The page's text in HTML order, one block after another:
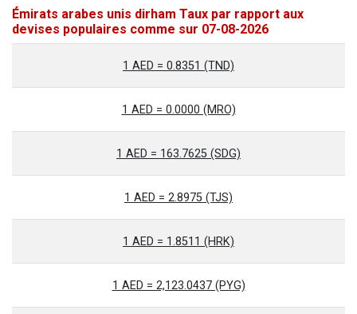
Émirats arabes unis dirham Taux par rapport aux
devises populaires comme sur 07-08-2026
1 AED = 0.8351 (TND)
1 AED = 0.0000 (MRO)
1 AED = 163.7625 (SDG)
1 AED = 2.8975 (TJS)
1 AED = 1.8511 (HRK)
1 AED = 2,123.0437 (PYG)